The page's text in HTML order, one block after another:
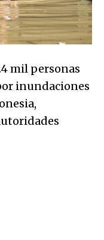
mil personas
inundaciones